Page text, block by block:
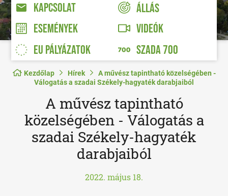
KAPCSOLAT
ÁLLÁS
ESEMÉNYEK
VIDEÓK
EU PÁLYÁZATOK
SZADA 700
Kezdőlap Hírek
A művész tapintható közelségében -
Válogatás a szadai Székely-hagyaték darabjaiból
A művész tapintható
közelségében - Válogatás a
szadai Székely-hagyaték
darabjaiból
2022. május 18.